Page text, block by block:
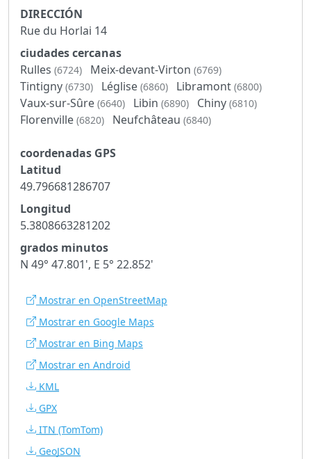
DIRECCIÓN
Rue du Horlai 14
ciudades cercanas
Rulles (6724) Meix-devant-Virton (6769)
Tintigny (6730) Léglise (6860) Libramont (6800)
Vaux-sur-Sûre (6640) Libin (6890) Chiny (6810)
Florenville (6820) Neufchâteau (6840)
coordenadas GPS
Latitud
49.796681286707
Longitud
5.3808663281202
grados minutos
N 49° 47.801', E 5° 22.852'
Mostrar en OpenStreetMap
Mostrar en Google Maps
Mostrar en Bing Maps
Mostrar en Android
KML
GPX
ITN (TomTom)
GeoJSON